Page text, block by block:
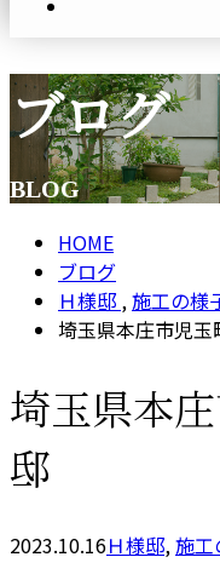
メールフォーム
ブログ
BLOG
HOME
ブログ
Ｈ様邸 ,施工の様
埼玉県本庄市児
埼玉県本
邸
2023.10.16Ｈ様邸,施工